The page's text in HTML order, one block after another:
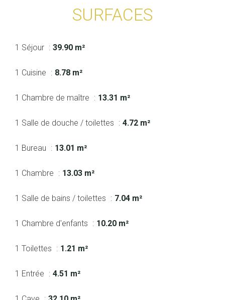
SURFACES
1 Séjour 39.90 m²
1 Cuisine 8.78 m²
1 Chambre de maître 13.31 m²
1 Salle de douche / toilettes 4.72 m²
1 Bureau 13.01 m²
1 Chambre 13.03 m²
1 Salle de bains / toilettes 7.04 m²
1 Chambre d'enfants 10.20 m²
1 Toilettes 1.21 m²
1 Entrée 4.51 m²